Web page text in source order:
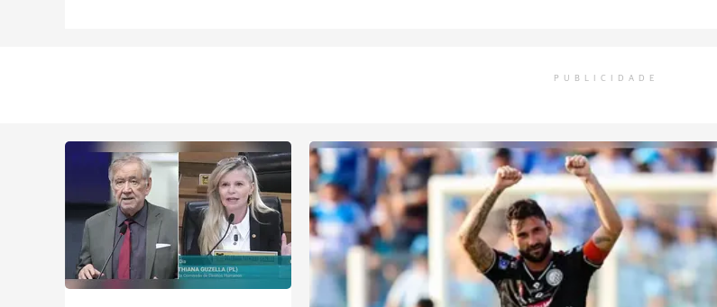
PUBLICIDADE